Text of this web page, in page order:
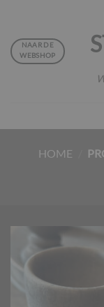
inhoudNAAR DE
WEBSHOP
HOME